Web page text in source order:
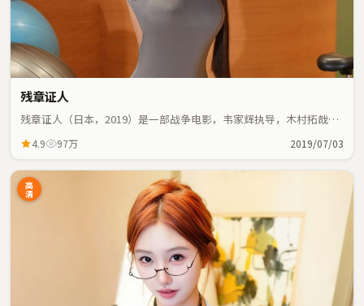
残章证人
残章证人（日本，2019）是一部战争电影，韦家辉执导，木村拓哉、
4.9 97万 2019/07/03
高
清